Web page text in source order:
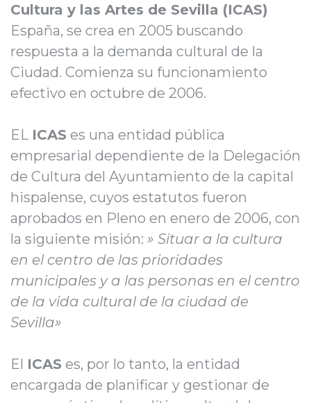
Cultura y las Artes de Sevilla (ICAS)
España, se crea en 2005 buscando
respuesta a la demanda cultural de la
Ciudad. Comienza su funcionamiento
efectivo en octubre de 2006.
EL ICAS es una entidad pública
empresarial dependiente de la Delegación
de Cultura del Ayuntamiento de la capital
hispalense, cuyos estatutos fueron
aprobados en Pleno en enero de 2006, con
la siguiente misión: » Situar a la cultura
en el centro de las prioridades
municipales y a las personas en el centro
de la vida cultural de la ciudad de
Sevilla»
El ICAS es, por lo tanto, la entidad
encargada de planificar y gestionar de